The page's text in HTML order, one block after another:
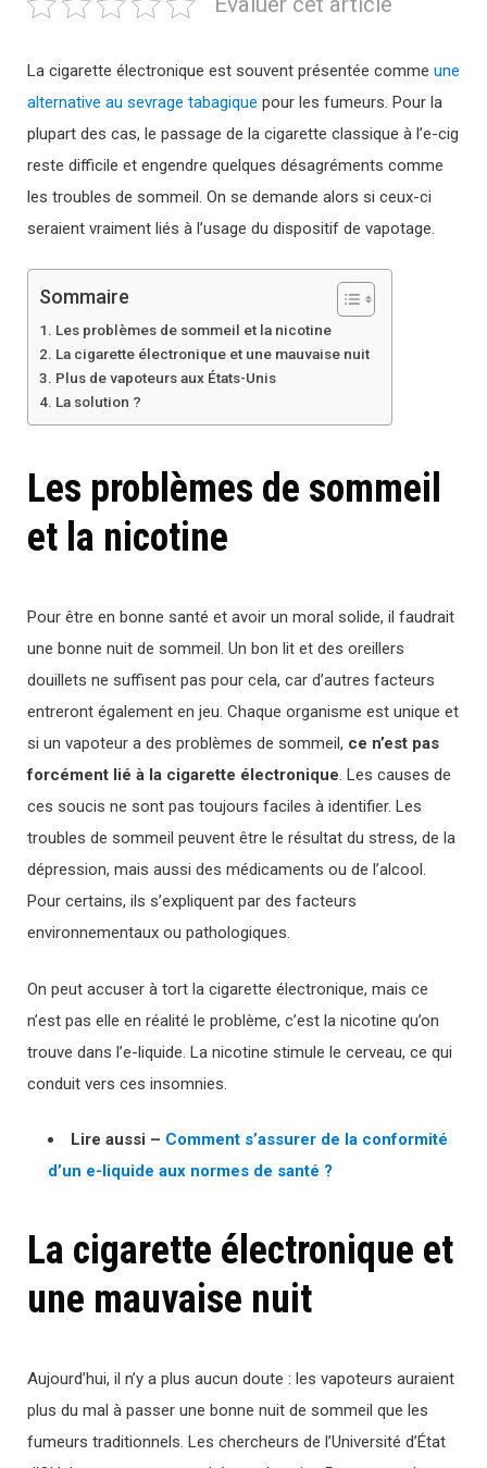
La cigarette électronique est souvent présentée comme une
alternative au sevrage tabagique pour les fumeurs. Pour la
plupart des cas, le passage de la cigarette classique à l’e-cig
reste difficile et engendre quelques désagréments comme
les troubles de sommeil. On se demande alors si ceux-ci
seraient vraiment liés à l’usage du dispositif de vapotage.
Sommaire
Les problèmes de sommeil et la nicotine
La cigarette électronique et une mauvaise nuit
Plus de vapoteurs aux États-Unis
La solution ?
Les problèmes de sommeil
et la nicotine
Pour être en bonne santé et avoir un moral solide, il faudrait
une bonne nuit de sommeil. Un bon lit et des oreillers
douillets ne suffisent pas pour cela, car d’autres facteurs
entreront également en jeu. Chaque organisme est unique et
si un vapoteur a des problèmes de sommeil, ce n’est pas
forcément lié à la cigarette électronique. Les causes de
ces soucis ne sont pas toujours faciles à identifier. Les
troubles de sommeil peuvent être le résultat du stress, de la
dépression, mais aussi des médicaments ou de l’alcool.
Pour certains, ils s’expliquent par des facteurs
environnementaux ou pathologiques.
On peut accuser à tort la cigarette électronique, mais ce
n’est pas elle en réalité le problème, c’est la nicotine qu’on
trouve dans l’e-liquide. La nicotine stimule le cerveau, ce qui
conduit vers ces insomnies.
Lire aussi – Comment s’assurer de la conformité
d’un e-liquide aux normes de santé ?
La cigarette électronique et
une mauvaise nuit
Aujourd’hui, il n’y a plus aucun doute : les vapoteurs auraient
plus du mal à passer une bonne nuit de sommeil que les
fumeurs traditionnels. Les chercheurs de l’Université d’État